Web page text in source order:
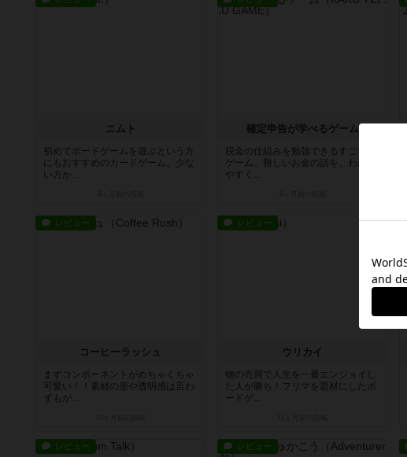
ニムト
初めてボードゲームを遊ぶという方
にもおすすめのカードゲーム。少な
い方か...
確定申告が学べるゲーム
税金の仕組みを勉強できるすごろく
ゲーム。難しいお金の話を、わかり
やすく...
レビュー
コーヒーラッシュ
まずコンポーネントがめちゃくちゃ
可愛い！！素材の形や透明感は言わ
ずもが...
レビュー
ウリカイ
物の売買で人生を一番エンジョイし
た人が勝ち！フリマを題材にしたボ
ードゲ...
レビュー レビュー